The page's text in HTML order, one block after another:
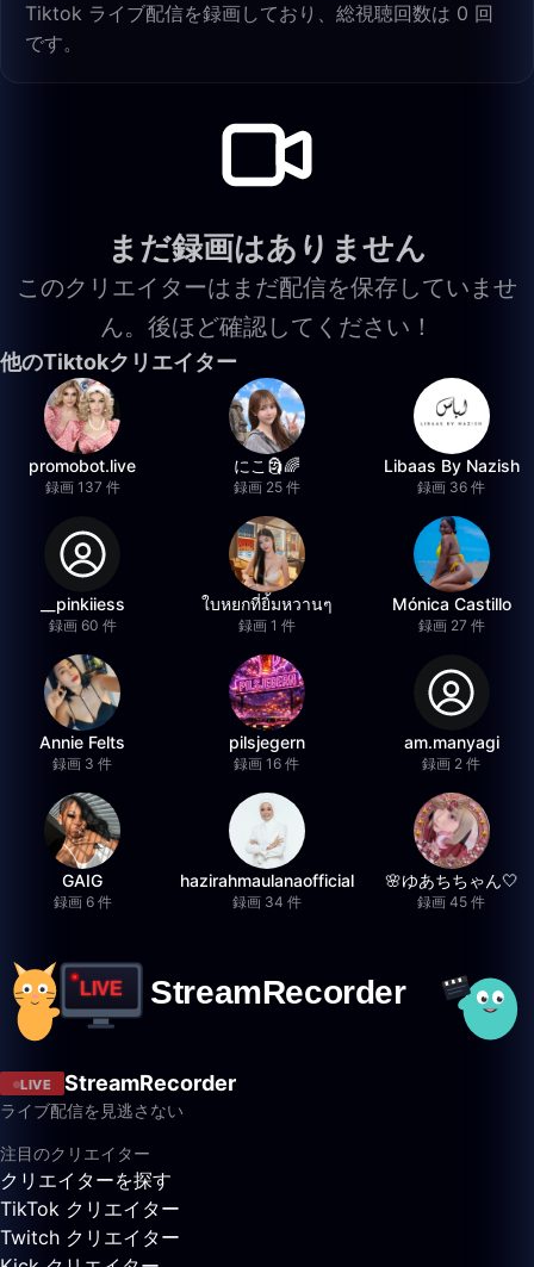
Tiktok ライブ配信を録画しており、総視聴回数は 0 回
です。
まだ録画はありません
このクリエイターはまだ配信を保存していませ
ん。後ほど確認してください！
他のTiktokクリエイター
promobot.live
録画 137 件
にこ🗿🌈
録画 25 件
Libaas By Nazish
録画 36 件
__pinkiiess
録画 60 件
ใบหยกที่ยิ้มหวานๆ
録画 1 件
Mónica Castillo
録画 27 件
Annie Felts
録画 3 件
pilsjegern
録画 16 件
am.manyagi
録画 2 件
GAIG
録画 6 件
hazirahmaulanaofficial
録画 34 件
🌸ゆあちちゃん🤍
録画 45 件
LIVE StreamRecorder
ライブ配信を見逃さない
注目のクリエイター
クリエイターを探す
TikTok クリエイター
Twitch クリエイター